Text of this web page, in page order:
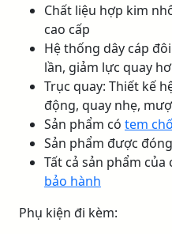
Chất liệu hợp kim
cao cấp
Hệ thống dây cáp
lần, giảm lực quay
Trục quay: Thiết kế
động, quay nhẹ,
Sản phẩm có tem
Sản phẩm được
Tất cả sản phẩm của
bảo hành
Phụ kiện đi kèm: